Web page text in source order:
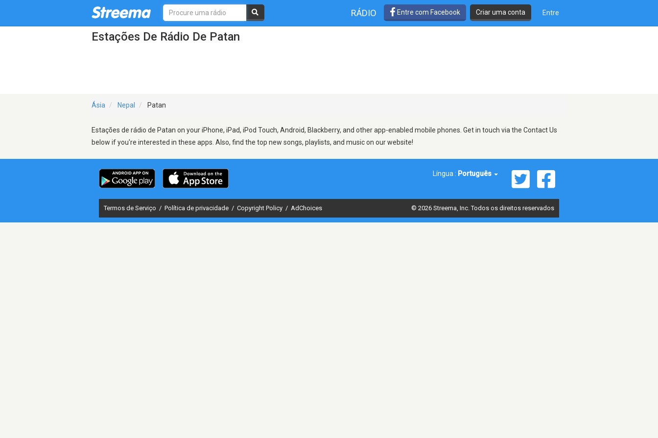
RÁDIO Entre com Facebook Criar uma conta Entre
Estações De Rádio De Patan
Ásia Nepal Patan
Estações de rádio de Patan on your iPhone, iPad, iPod Touch, Android, Blackberry, and other app-enabled mobile phones. Get in touch via the Contact Us
below if you're interested in these apps. Also, find the top new songs, playlists, and music on our website!
Língua : Português
Termos de Serviço / Política de privacidade / Copyright Policy / AdChoices © 2026 Streema, Inc. Todos os direitos reservados